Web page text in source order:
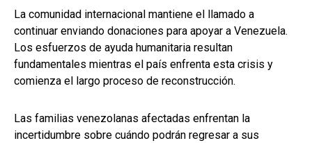
La comunidad internacional mantiene el llamado a
continuar enviando donaciones para apoyar a Venezuela.
Los esfuerzos de ayuda humanitaria resultan
fundamentales mientras el país enfrenta esta crisis y
comienza el largo proceso de reconstrucción.
Las familias venezolanas afectadas enfrentan la
incertidumbre sobre cuándo podrán regresar a sus